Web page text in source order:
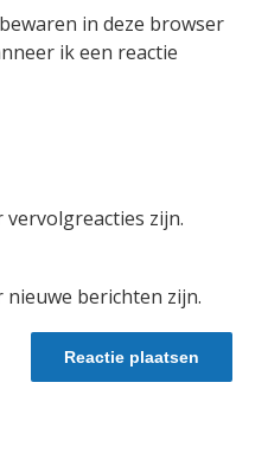
in deze browser
ik een reactie
zijn.
nieuwe berichten zijn.